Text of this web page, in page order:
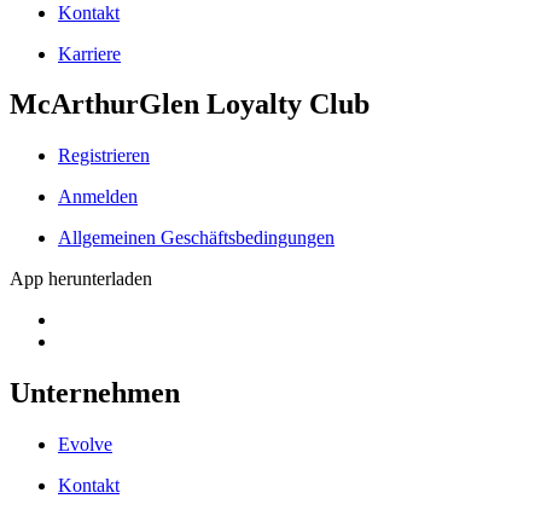
Kontakt
Karriere
McArthurGlen Loyalty Club
Registrieren
Anmelden
Allgemeinen Geschäftsbedingungen
App herunterladen
Unternehmen
Evolve
Kontakt